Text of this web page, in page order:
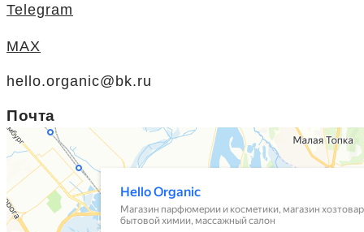
Telegram
MAX
hello.organic@bk.ru
Почта